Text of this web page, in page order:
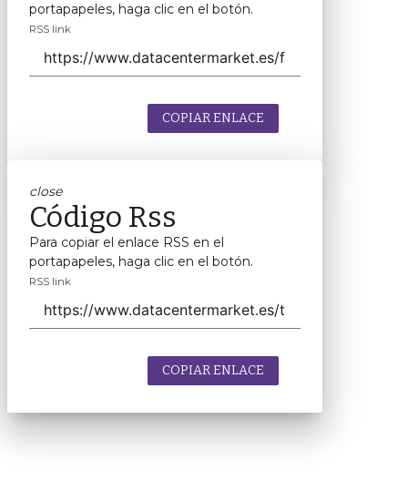
portapapeles, haga clic en el botón.
RSS link
COPIAR ENLACE
close
Código Rss
Para copiar el enlace RSS en el
portapapeles, haga clic en el botón.
RSS link
COPIAR ENLACE